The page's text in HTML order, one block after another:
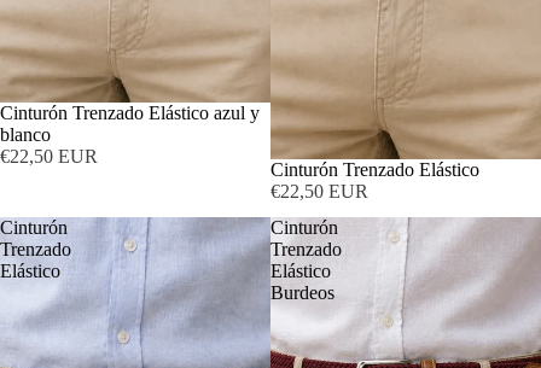
Cinturón Trenzado Elástico azul y
blanco
€22,50 EUR
Cinturón Trenzado Elástico
€22,50 EUR
Cinturón
Trenzado
Elástico
Cinturón
Trenzado
Elástico
Burdeos